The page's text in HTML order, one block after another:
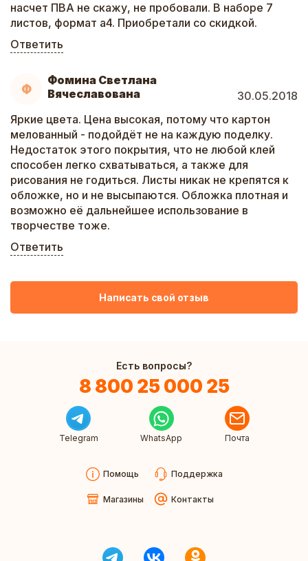
насчет ПВА не скажу, не пробовали. В наборе 7
листов, формат а4. Приобретали со скидкой.
Ответить
Ф
Фомина Светлана
Вячеславована
30.05.2018
Яркие цвета. Цена высокая, потому что картон
мелованный - подойдёт не на каждую поделку.
Недостаток этого покрытия, что не любой клей
способен легко схватываться, а также для
рисования не годиться. Листы никак не крепятся к
обложке, но и не высыпаются. Обложка плотная и
возможно её дальнейшее использование в
творчестве тоже.
Ответить
Написать свой отзыв
Есть вопросы?
8 800 25 000 25
Telegram WhatsApp Почта
Помощь Поддержка
Магазины Контакты